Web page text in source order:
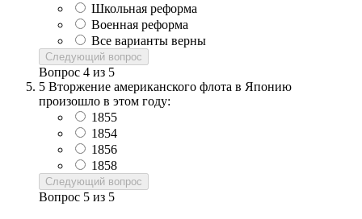
Школьная реформа
Военная реформа
Все варианты верны
Следующий вопрос
Вопрос 4 из 5
5 Вторжение американского флота в Японию
произошло в этом году:
1855
1854
1856
1858
Следующий вопрос
Вопрос 5 из 5